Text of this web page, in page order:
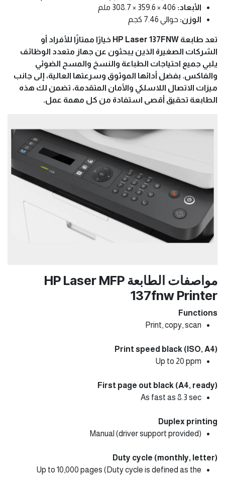
الأبعاد:
الوزن: حوالي 7.46 كجم
تعد طابعة HP Laser 137FNW خيارًا ممتازًا للأفراد أو
الشركات الصغيرة الذين يبحثون عن جهاز متعدد الوظائف
يلبي جميع احتياجات الطباعة والنسخ والمسح الضوئي
والفاكس. بفضل أدائها الموثوق وسرعتها العالية، إلى جانب
ميزات الاتصال اللاسلكي والأمان المتقدمة، تضمن لك هذه
الطابعة تحقيق أقصى استفادة من كل مهمة عمل.
مواصفات الطابعة HP Laser MFP
137fnw Printer
Functions
Print, copy, scan
Print speed black (ISO, A4)
Up to 20 ppm
First page out black (A4, ready)
As fast as 8.3 sec
Duplex printing
Manual (driver support provided)
Duty cycle (monthly, letter)
Up to 10,000 pages (Duty cycle is defined as the